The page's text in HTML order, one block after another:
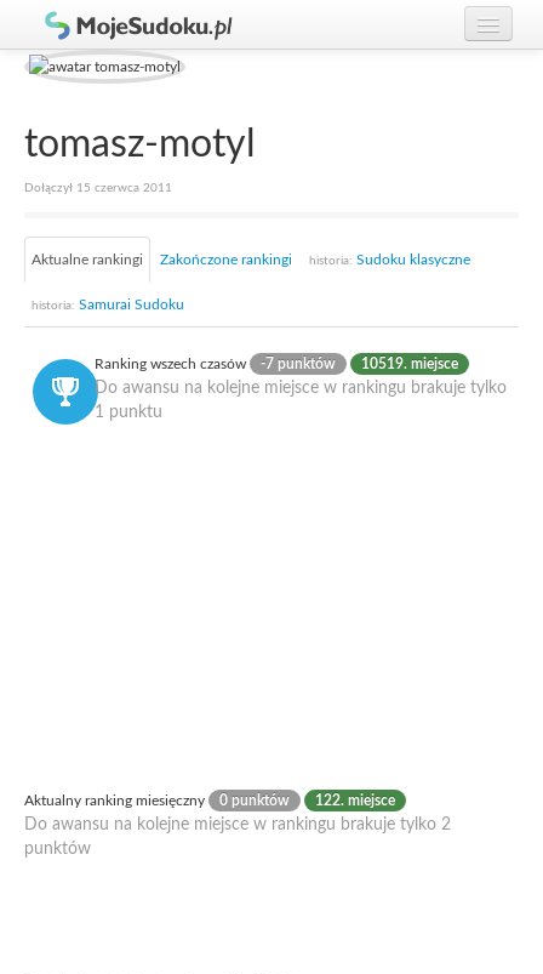
Graj w Sudoku!
tomasz-motyl
Dołączył 15 czerwca 2011
Aktualne rankingi Zakończone rankingi historia: Sudoku klasyczne
historia: Samurai Sudoku
Ranking wszech czasów -7 punktów 10519. miejsce
Do awansu na kolejne miejsce w rankingu brakuje tylko
1 punktu
Aktualny ranking miesięczny 0 punktów 122. miejsce
Do awansu na kolejne miejsce w rankingu brakuje tylko 2
punktów